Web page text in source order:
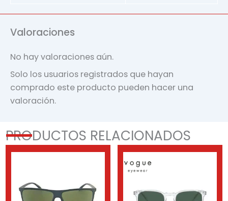
Valoraciones
No hay valoraciones aún.
Solo los usuarios registrados que hayan
comprado este producto pueden hacer una
valoración.
PRODUCTOS RELACIONADOS